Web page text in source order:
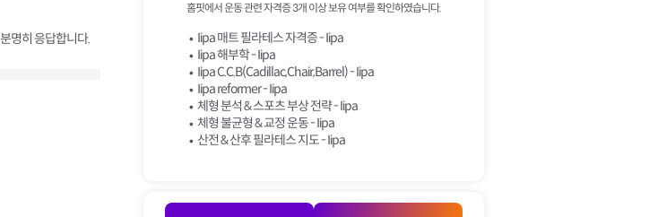
명히 응답합니다.
홈핏에서 운동 관련 자격증 3개 이상 보유 여부를 확인하였습니다.
Iipa 매트 필라테스 자격증 - Iipa
Iipa 해부학 - Iipa
Iipa C.C.B(Cadillac,Chair,Barrel) - Iipa
Iipa reformer - Iipa
체형 분석 & 스포츠 부상 전략 - Iipa
체형 불균형 & 교정 운동 - Iipa
산전 & 산후 필라테스 지도 - Iipa